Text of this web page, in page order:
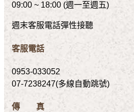
09:00 ~ 18:00 (週一至週五)
週末客服電話彈性接聽
客服電話
0953-033052
07-7238247(多線自動跳號)
傳 真